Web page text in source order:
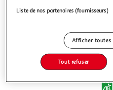
Afficher
Frais
Liste de nos partenaires (fournisseurs)
Afficher toutes
Tout refuser